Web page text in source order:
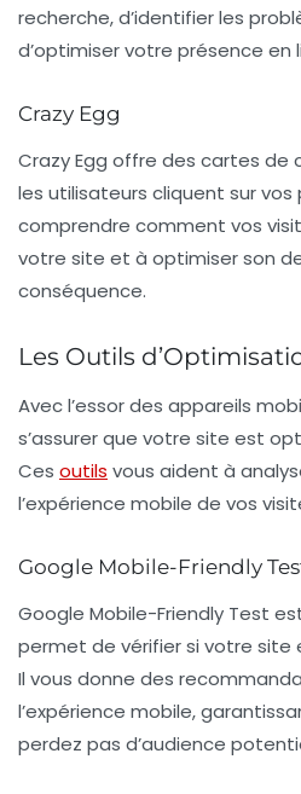
recherche, d’identifier les
d’optimiser votre présence en
Crazy Egg
Crazy Egg offre des cartes de
les utilisateurs cliquent sur
comprendre comment vos
votre site et à optimiser son
conséquence.
Les Outils
Avec l’essor des appareils
s’assurer que votre site est
Ces outils vous aident à
l’expérience mobile de vos
Google Mobile-Friendly
Google Mobile-Friendly Test
permet de vérifier si votre site
Il vous donne des
l’expérience mobile,
perdez pas d’audience